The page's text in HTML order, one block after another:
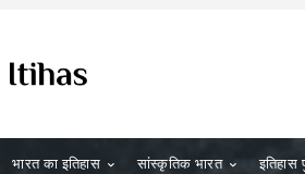
भारत का इतिहास सांस्कृतिक भारत इतिहास